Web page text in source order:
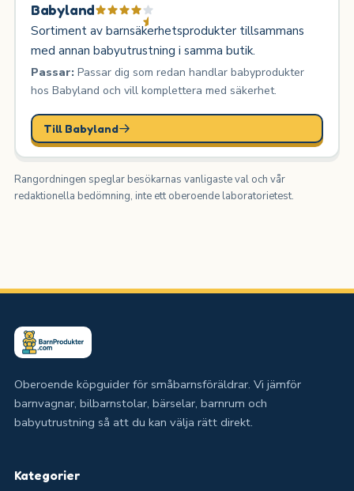
Babyland
Sortiment av barnsäkerhetsprodukter tillsammans
med annan babyutrustning i samma butik.
Passar:Passar dig som redan handlar babyprodukter
hos Babyland och vill komplettera med säkerhet.
Till Babyland
Rangordningen speglar besökarnas vanligaste val och vår
redaktionella bedömning, inte ett oberoende laboratorietest.
Oberoende köpguider för småbarnsföräldrar. Vi jämför
barnvagnar, bilbarnstolar, bärselar, barnrum och
babyutrustning så att du kan välja rätt direkt.
Kategorier